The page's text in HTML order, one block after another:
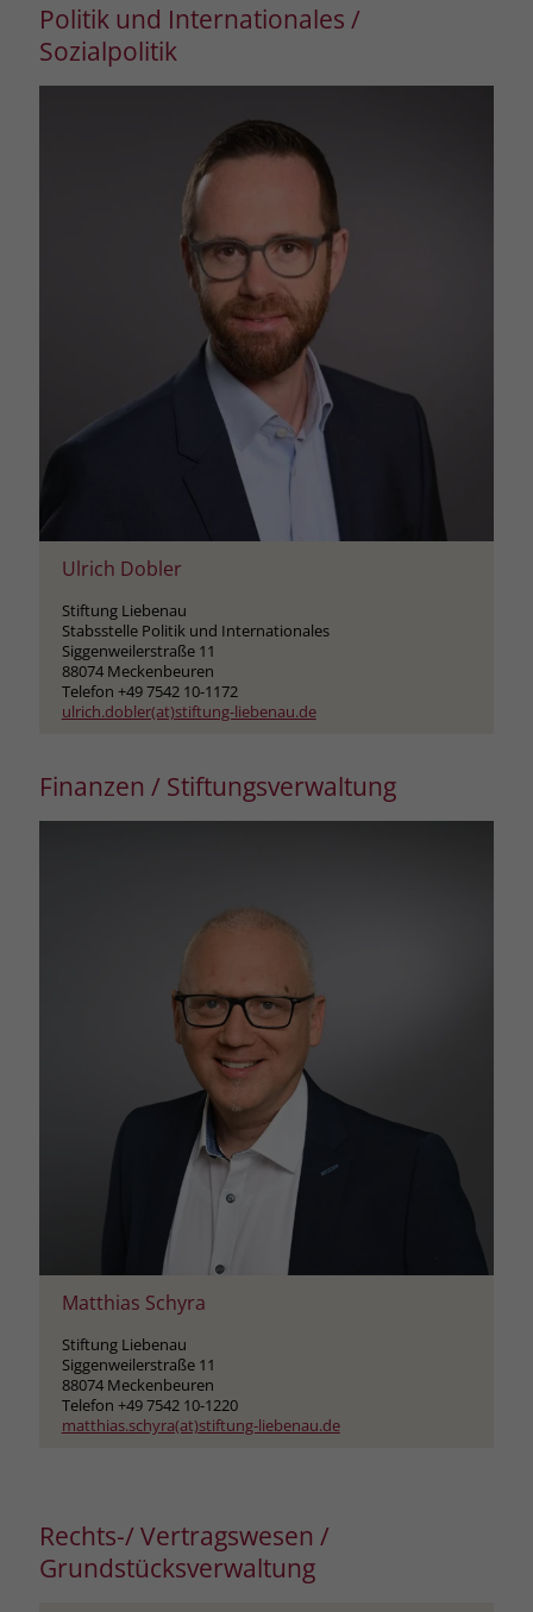
Politik und Internationales /
Sozialpolitik
Ulrich Dobler
Stiftung Liebenau
Stabsstelle Politik und Internationales
Siggenweilerstraße 11
88074 Meckenbeuren
Telefon +49 7542 10-1172
ulrich.dobler(at)stiftung-liebenau.de
Finanzen / Stiftungsverwaltung
Matthias Schyra
Stiftung Liebenau
Siggenweilerstraße 11
88074 Meckenbeuren
Telefon +49 7542 10-1220
matthias.schyra(at)stiftung-liebenau.de
Rechts-/ Vertragswesen /
Grundstücksverwaltung